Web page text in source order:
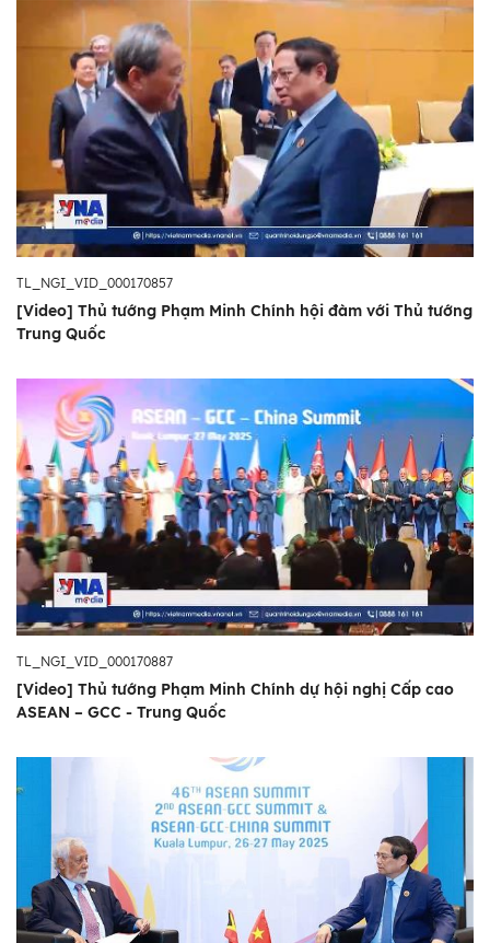
TL_NGI_VID_000170857
[Video] Thủ tướng Phạm Minh Chính hội đàm với Thủ tướng
Trung Quốc
TL_NGI_VID_000170887
[Video] Thủ tướng Phạm Minh Chính dự hội nghị Cấp cao
ASEAN – GCC - Trung Quốc